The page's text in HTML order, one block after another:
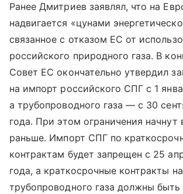
Ранее Дмитриев заявлял, что на
надвигается «цунами
связанное с отказом ЕС от
российского природного газа. В
Совет ЕС окончательно утвердил
на импорт российского СПГ с 1
а трубопроводного газа — с 30
года. При этом ограничения начнут
раньше. Импорт СПГ по
контрактам будет запрещен с 25
года, а краткосрочные контракты
трубопроводного газа должны